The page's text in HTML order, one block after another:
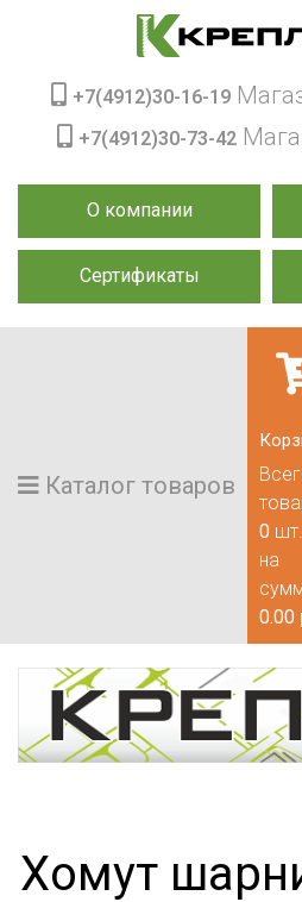
О компании
Сертификаты
+7(4912)30-16-19
+7(4912)30-73-42
Каталог товаров
0
на
0.00
Хомут